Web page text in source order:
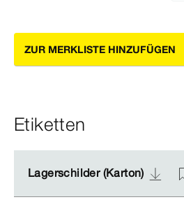
ZUR MERKLISTE HINZUFÜGEN
Etiketten
Lagerschilder (Karton)
Lagerschilder (Karton)